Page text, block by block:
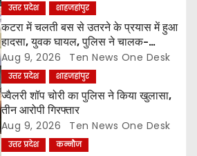
उत्तर प्रदेश शाहजहांपुर
कटरा में चलती बस से उतरने के प्रयास में हुआ
हादसा, युवक घायल, पुलिस ने चालक-
परिचालक को पूंछताछ के लिए हिरासत में लिया
Aug 9, 2026 Ten News One Desk
उत्तर प्रदेश शाहजहांपुर
ज्वैलरी शॉप चोरी का पुलिस ने किया खुलासा,
तीन आरोपी गिरफ्तार
Aug 9, 2026 Ten News One Desk
उत्तर प्रदेश कन्नौज